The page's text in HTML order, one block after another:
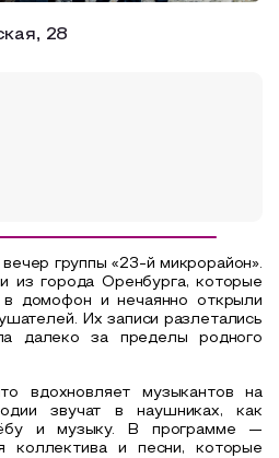
28
группы «23-й микрорайон».
из города Оренбурга, которые
домофон и нечаянно открыли
Их записи разлетались
далеко за пределы родного
вдохновляет музыкантов на
звучат в наушниках, как
и музыку. В программе —
коллектива и песни, которые